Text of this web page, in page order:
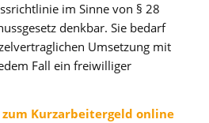
im Sinne von § 28
denkbar. Sie bedarf
Umsetzung mit
Fall ein freiwilliger
zum Kurzarbeitergeld online